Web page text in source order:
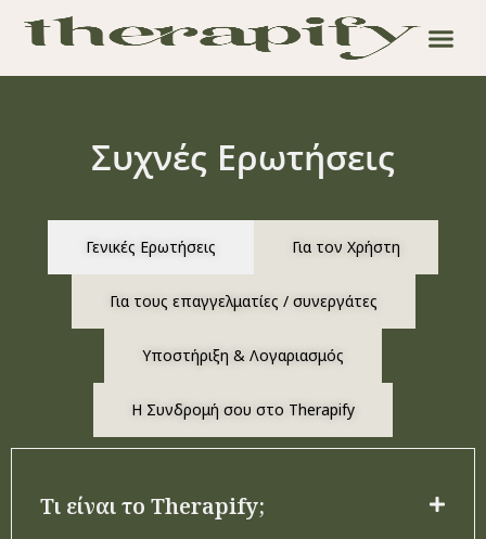
Συχνές Ερωτήσεις
Γενικές Ερωτήσεις Για τον Χρήστη
Για τους επαγγελματίες / συνεργάτες
Υποστήριξη & Λογαριασμός
Η Συνδρομή σου στο Therapify
Τι είναι το Therapify;